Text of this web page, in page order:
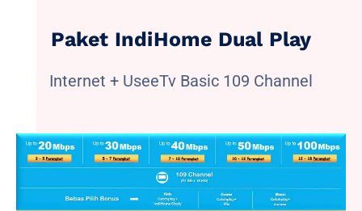
Paket IndiHome Dual Play
Internet + UseeTv Basic 109 Channel